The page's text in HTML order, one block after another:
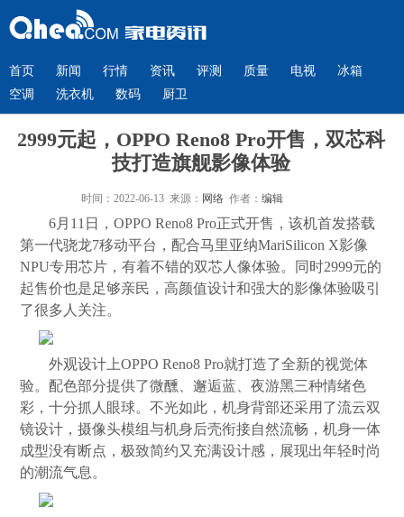
首页 新闻 行情 资讯 评测 质量 电视
冰箱
空调
洗衣机 数码 厨卫
2999元起，OPPO Reno8 Pro开售，双芯科
技打造旗舰影像体验
时间：2022-06-13 来源： 网络作者： 编辑
6月11日，OPPO Reno8 Pro正式开售，该机首发搭载
第一代骁龙7移动平台，配合马里亚纳MariSilicon X影像
NPU专用芯片，有着不错的双芯人像体验。同时2999元的
起售价也是足够亲民，高颜值设计和强大的影像体验吸引
了很多人关注。
外观设计上OPPO Reno8 Pro就打造了全新的视觉体
验。配色部分提供了微醺、邂逅蓝、夜游黑三种情绪色
彩，十分抓人眼球。不光如此，机身背部还采用了流云双
镜设计，摄像头模组与机身后壳衔接自然流畅，机身一体
成型没有断点，极致简约又充满设计感，展现出年轻时尚
的潮流气息。